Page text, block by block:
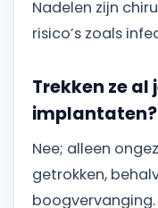
Nadelen zijn
risico’s zoals
Trekken ze
implantaten?
Nee; alleen
getrokken,
boogvervanging.